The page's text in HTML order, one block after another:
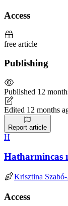
Access
free article
Publishing
Published 12
Edited 12 months
Report article
H
Hatharmincas
Krisztina
Access